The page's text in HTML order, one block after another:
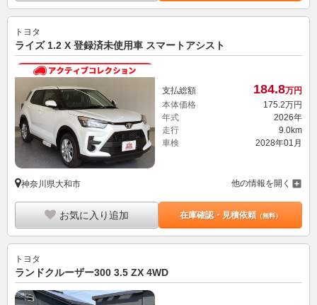
トヨタ
ライズ 1.2 X 登録済未使用車 スマートアシスト
支払総額 184.8万円
本体価格
175.2万円
年式
2026年
走行
9.0km
車検
2028年01月
神奈川県大和市 他の情報を開く
お気に入り追加 在庫確認・見積依頼（無料）
トヨタ
ランドクルーザー300 3.5 ZX 4WD